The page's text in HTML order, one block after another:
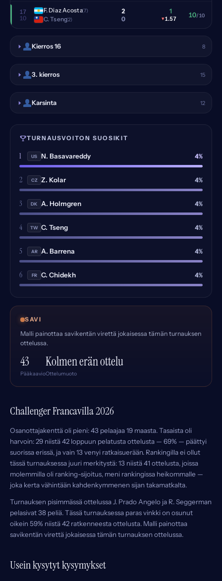
17
10
F. Diaz Acosta(7)
C. Tseng(2)
2
0
1
▾1.57 10/10
Kierros 16 8
3. kierros 15
Karsinta 12
TURNAUSVOITON SUOSIKIT
1 US N. Basavareddy 4%
2 CZ Z. Kolar 4%
3 DK A. Holmgren 4%
4 TW C. Tseng 4%
5 AR A. Barrena 4%
6 FR C. Chidekh 4%
SAVI
Malli painottaa savikentän virettä jokaisessa tämän turnauksen
ottelussa.
43
Pääkaavio
Kolmen erän ottelu
Ottelumuoto
Challenger Francavilla 2026
Osanottajakenttä oli pieni: 43 pelaajaa 19 maasta. Tasaista oli
harvoin: 29 niistä 42 loppuun pelatusta ottelusta — 69% — päättyi
suorissa erissä, ja vain 13 venyi ratkaisuerään. Rankingilla ei ollut
tässä turnauksessa juuri merkitystä: 13 niistä 41 ottelusta, joissa
molemmilla oli ranking-sijoitus, meni rankingissa heikommalle —
joka kerta vähintään kahdenkymmenen sijan takamatkalta.
Turnauksen pisimmässä ottelussa J. Prado Angelo ja R. Seggerman
pelasivat 38 peliä. Tässä turnauksessa paras vinkki on osunut
oikein 59% niistä 42 ratkenneesta ottelusta. Malli painottaa
savikentän virettä jokaisessa tämän turnauksen ottelussa.
Usein kysytyt kysymykset